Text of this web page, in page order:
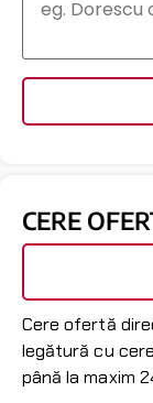
CERE
Cere ofertă
legătură cu
până la maxim